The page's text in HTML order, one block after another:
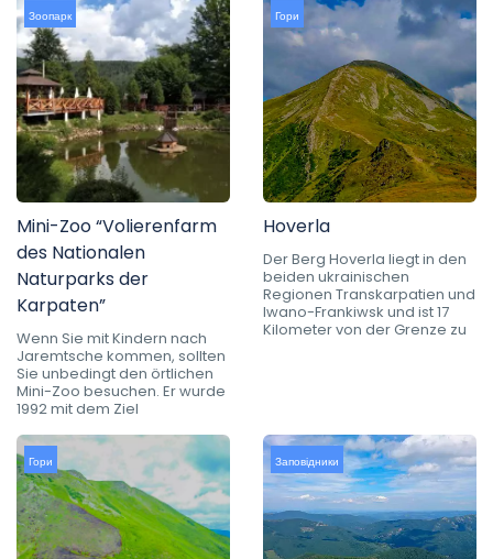
Зоопарк
Mini-Zoo “Volierenfarm
des Nationalen
Naturparks der
Karpaten”
Wenn Sie mit Kindern nach
Jaremtsche kommen, sollten
Sie unbedingt den örtlichen
Mini-Zoo besuchen. Er wurde
1992 mit dem Ziel
Гори
Hoverla
Der Berg Hoverla liegt in den
beiden ukrainischen
Regionen Transkarpatien und
Iwano-Frankiwsk und ist 17
Kilometer von der Grenze zu
Гори Заповідники